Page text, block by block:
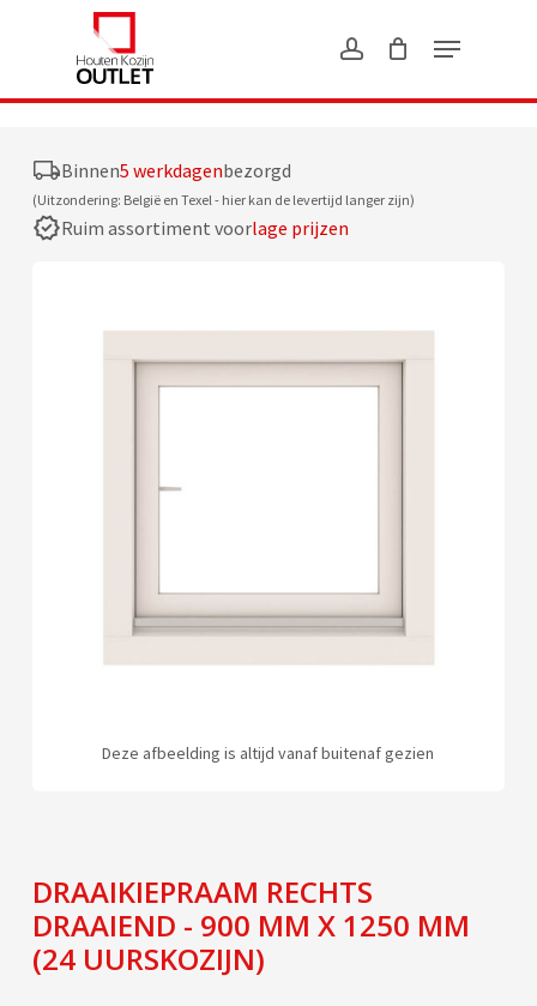
Binnen5 werkdagenbezorgd
(Uitzondering: België en Texel - hier kan de levertijd langer zijn)
Ruim assortiment voorlage prijzen
Deze afbeelding is altijd vanaf buitenaf gezien
DRAAIKIEPRAAM RECHTS
DRAAIEND - 900 MM X 1250 MM
(24 UURSKOZIJN)